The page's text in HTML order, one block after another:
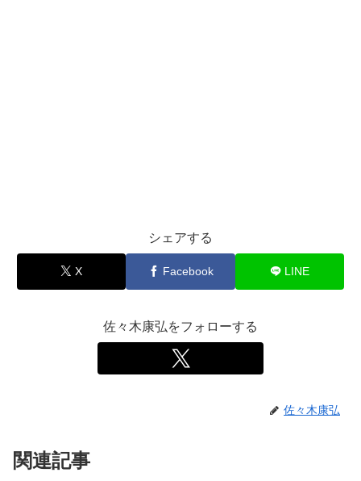
シェアする
X Facebook LINE
佐々木康弘をフォローする
佐々木康弘
関連記事